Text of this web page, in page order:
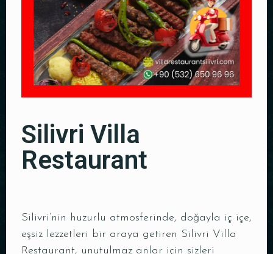
Silivri Villa
Restaurant
Silivri’nin huzurlu atmosferinde, doğayla iç içe,
eşsiz lezzetleri bir araya getiren Silivri Villa
Restaurant, unutulmaz anlar için sizleri